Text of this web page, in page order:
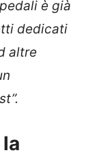
è già
dedicati
altre